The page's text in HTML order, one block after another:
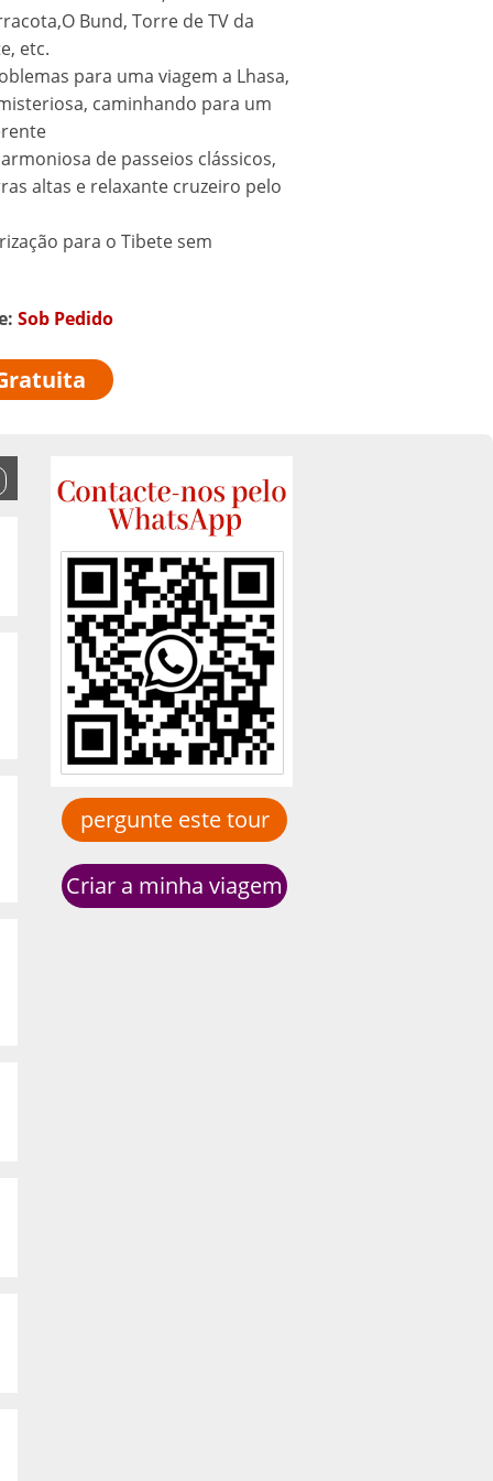
Bund, Torre de TV da
etc.
para uma viagem a Lhasa,
caminhando para um
de passeios clássicos,
altas e relaxante cruzeiro pelo
para o Tibete sem
Sob Pedido
pergunte este tour
Criar a minha viagem